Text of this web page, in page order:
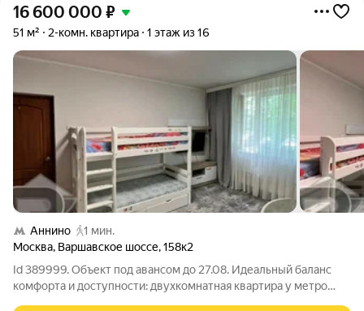
16 600 000 ₽
51 м² 2-комн. квартира 1 этаж из 16
Аннино
1 мин.
Москва, Варшавское шоссе,158к2
Id 389999. Объект под авансом до 27.08. Идеальный баланс
комфорта и доступности: двухкомнатная квартира у метро